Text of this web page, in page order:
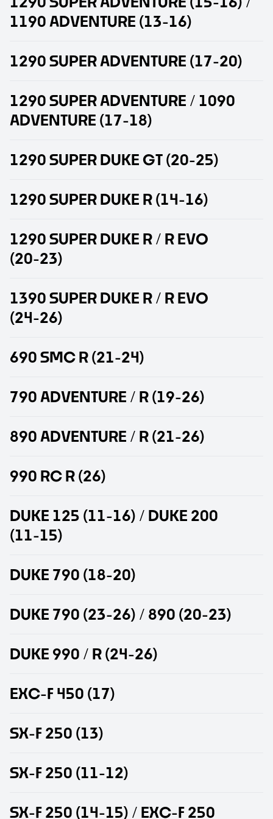
1190 ADVENTURE (13-16)
1290 SUPERADVENTURE (17-20)
1290 SUPERADVENTURE / 1090
ADVENTURE (17-18)
1290 SUPER DUKE GT (20-25)
1290 SUPER DUKE R (14-16)
1290 SUPER DUKE R / R EVO
(20-23)
1390 SUPER DUKE R / R EVO
(24-26)
690 SMC R (21-24)
790 ADVENTURE / R (19-26)
890 ADVENTURE / R (21-26)
990 RC R (26)
DUKE 125 (11-16) / DUKE 200
(11-15)
DUKE 790 (18-20)
DUKE 790 (23-26) / 890 (20-23)
DUKE 990 / R (24-26)
EXC-F 450 (17)
SX-F 250 (13)
SX-F 250 (11-12)
SX-F 250 (14-15) / EXC-F 250